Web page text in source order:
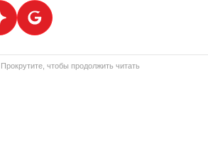
чтобы продолжить читать